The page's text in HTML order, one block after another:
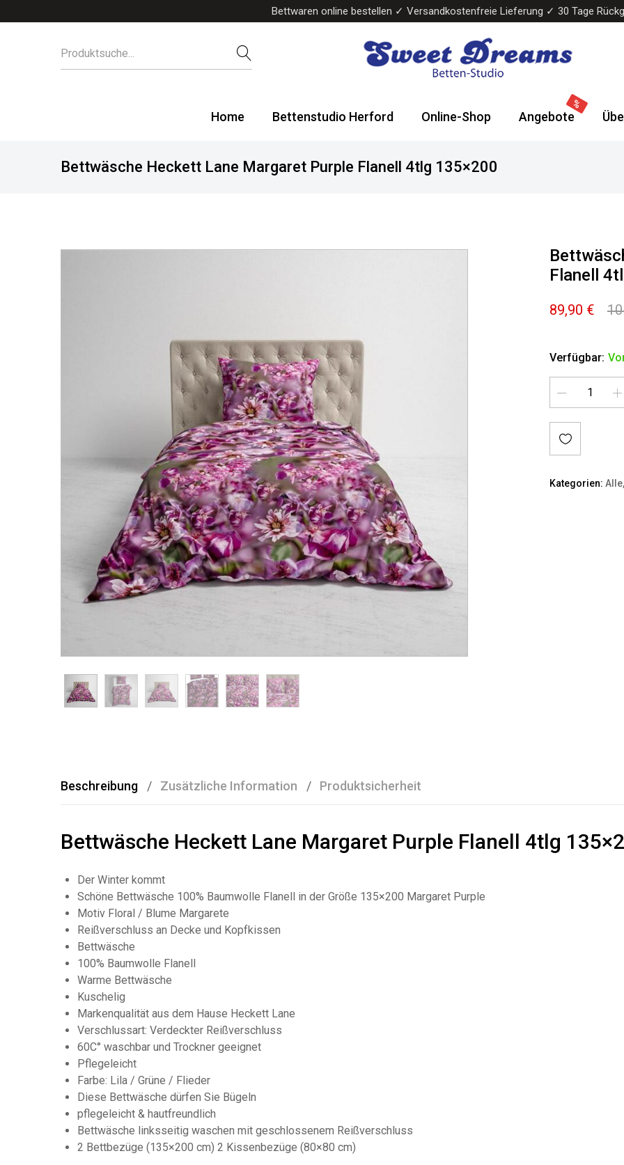
Bettwaren online bestellen ✓ Versandkostenfreie Lieferung ✓ 30 Tage
Bettenstudio
Boxspringbetten
Home Bettenstudio Herford Online-Shop Angebote
Bettwäsche Heckett Lane Margaret Purple Flanell 4tlg 135×200
Flanell
89,90 €
Verfügbar:
Kategorien: Alle
Beschreibung Zusätzliche Information Produktsicherheit
Bettwäsche Heckett Lane Margaret Purple Flanell 4tlg
Der Winter kommt
Schöne Bettwäsche 100% Baumwolle Flanell in der Größe 135×200 Margaret Purple
Motiv Floral / Blume Margarete
Reißverschluss an Decke und Kopfkissen
Bettwäsche
100% Baumwolle Flanell
Warme Bettwäsche
Kuschelig
Markenqualität aus dem Hause Heckett Lane
Verschlussart: Verdeckter Reißverschluss
60C° waschbar und Trockner geeignet
Pflegeleicht
Farbe: Lila / Grüne / Flieder
Diese Bettwäsche dürfen Sie Bügeln
pflegeleicht & hautfreundlich
Bettwäsche linksseitig waschen mit geschlossenem Reißverschluss
2 Bettbezüge (135×200 cm) 2 Kissenbezüge (80×80 cm)